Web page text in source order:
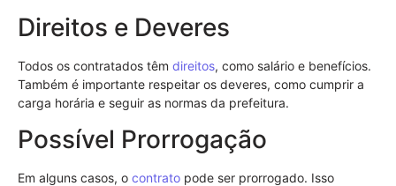
Direitos e Deveres
Todos os contratados têm direitos, como salário e benefícios.
Também é importante respeitar os deveres, como cumprir a
carga horária e seguir as normas da prefeitura.
Possível Prorrogação
Em alguns casos, o contrato pode ser prorrogado. Isso